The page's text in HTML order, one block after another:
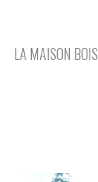
LA MAISON BOIS